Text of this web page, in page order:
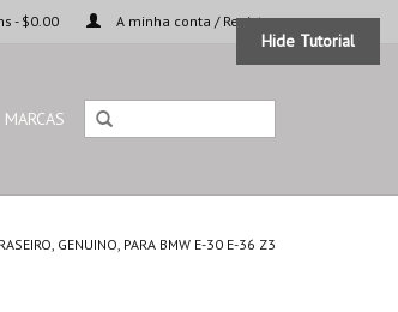
- $0.00 A minha conta / Registar
MARCAS
GENUINO, PARA BMW E-30 E-36 Z3
Hide Tutorial